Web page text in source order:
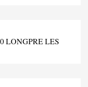
LONGPRE LES